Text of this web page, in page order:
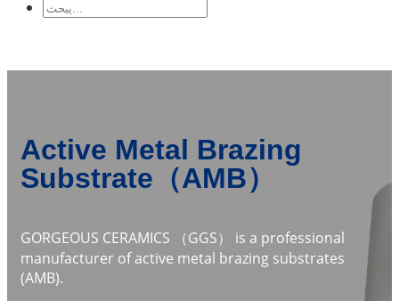
قرص سيراميكيقضيب سيراميكأنبوب
By Application
الكيميائيةElectrical Engineering and
Electronicsالهندسة الميكانيكية
Active Metal Brazing
Substrate（AMB）
GORGEOUS CERAMICS （GGS） is a professional
manufacturer of active metal brazing substrates
(AMB).